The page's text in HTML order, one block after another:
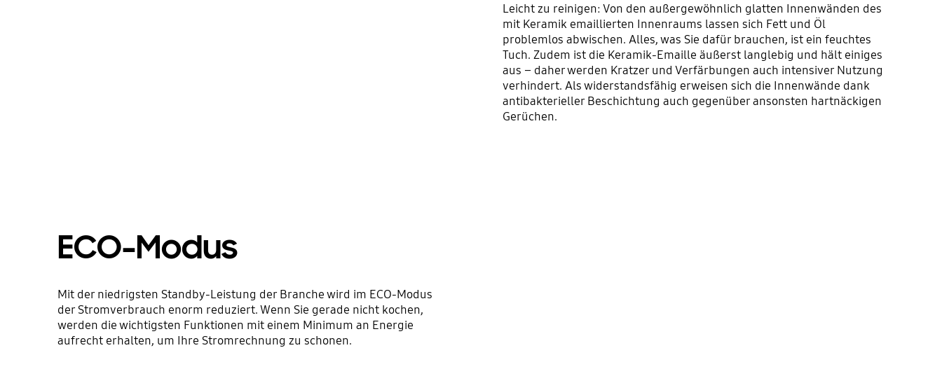
Leicht zu reinigen: Von den außergewöhnlich glatten Innenwänden des
mit Keramik emaillierten Innenraums lassen sich Fett und Öl
problemlos abwischen. Alles, was Sie dafür brauchen, ist ein feuchtes
Tuch. Zudem ist die Keramik-Emaille äußerst langlebig und hält einiges
aus – daher werden Kratzer und Verfärbungen auch intensiver Nutzung
verhindert. Als widerstandsfähig erweisen sich die Innenwände dank
antibakterieller Beschichtung auch gegenüber ansonsten hartnäckigen
Gerüchen.
ECO-Modus
Mit der niedrigsten Standby-Leistung der Branche wird im ECO-Modus
der Stromverbrauch enorm reduziert. Wenn Sie gerade nicht kochen,
werden die wichtigsten Funktionen mit einem Minimum an Energie
aufrecht erhalten, um Ihre Stromrechnung zu schonen.